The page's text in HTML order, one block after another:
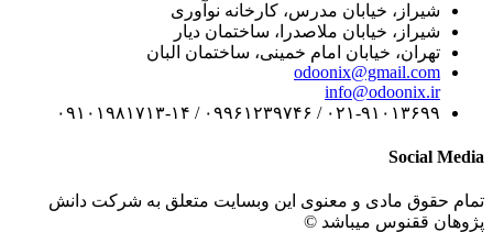
شیراز، خیابان مدرس، کارخانه نوآوری
شیراز، خیابان ملاصدرا، ساختمان دیار
تهران، خیابان امام خمینی، ساختمان البان
odoonix@gmail.com
info@odoonix.ir
۰۲۱-۹۱۰۱۳۶۹۹ / ۰۹۹۶۱۲۳۹۷۴۶ / ۰۹۱۰۱۹۸۱۷۱۳-۱۴
Social Media
تمام حقوق مادی و معنوی این وبسایت متعلق به شرکت دانش
پژوهان ققنوس میباشد ©